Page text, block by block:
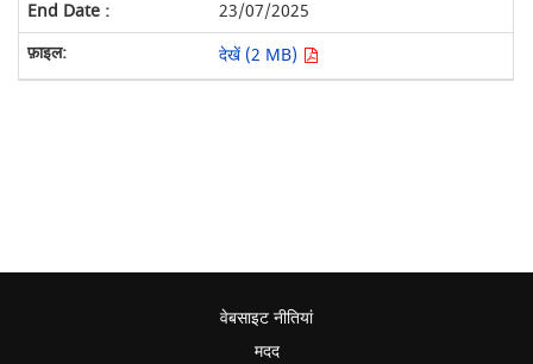
23/07/2025
देखें (2 MB)
वेबसाइट नीतियां
मदद